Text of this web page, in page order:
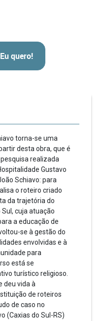
Eu quero!
torna-se uma
desta obra, que é
realizada
Gustavo
Schiavo: para
o roteiro criado
da trajetória do
cuja atuação
a educação de
se à gestão do
envolvidas e à
para
está se
turístico religioso.
deu vida à
de roteiros
de caso no
(Caxias do Sul-RS)